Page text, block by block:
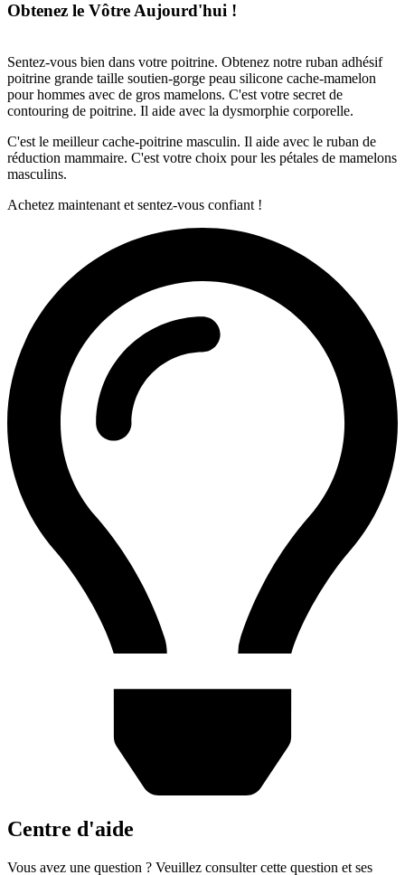
Obtenez le Vôtre Aujourd'hui !
Sentez-vous bien dans votre poitrine. Obtenez notre ruban adhésif
poitrine grande taille soutien-gorge peau silicone cache-mamelon
pour hommes avec de gros mamelons. C'est votre secret de
contouring de poitrine. Il aide avec la dysmorphie corporelle.
C'est le meilleur cache-poitrine masculin. Il aide avec le ruban de
réduction mammaire. C'est votre choix pour les pétales de mamelons
masculins.
Achetez maintenant et sentez-vous confiant !
Centre d'aide
Vous avez une question ? Veuillez consulter cette question et ses